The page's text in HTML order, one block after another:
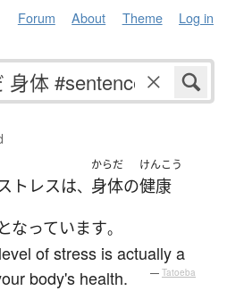
Forum About Theme Log in
トレスは、
からだ
身体の
けんこう
健康
となっています。
of stress is actually a
body's health.
— Tatoeba